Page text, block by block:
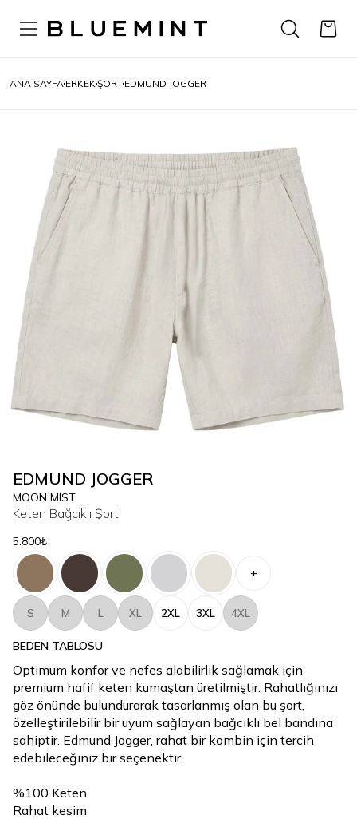
ANA SAYFA ERKEKŞORT EDMUND JOGGER
EDMUND JOGGER
MOON MIST
Keten Bağcıklı Şort
5.800₺
+
S M L XL 2XL 3XL 4XL
BEDEN TABLOSU
Optimum konfor ve nefes alabilirlik sağlamak için
premium hafif keten kumaştan üretilmiştir. Rahatlığınızı
göz önünde bulundurarak tasarlanmış olan bu şort,
özelleştirilebilir bir uyum sağlayan bağcıklı bel bandına
sahiptir. Edmund Jogger, rahat bir kombin için tercih
edebileceğiniz bir seçenektir.
%100 Keten
Rahat kesim